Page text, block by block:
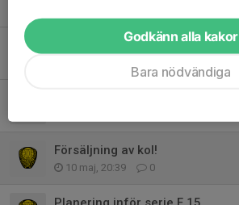
Fotografering
Försäljning av kol!
10 maj, 20:39 0
Godkänn alla kakor
Bara nödvändiga